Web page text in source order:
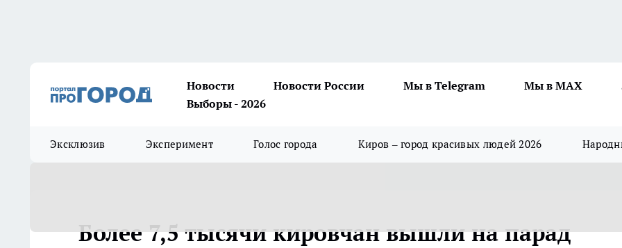
Новости Новости России Мы в Telegram Мы в MAX
Выборы - 2026
Эксклюзив Эксперимент Голос города Киров – город красивых людей 2026
Более 7,5 тысячи кировчан вышли на парад